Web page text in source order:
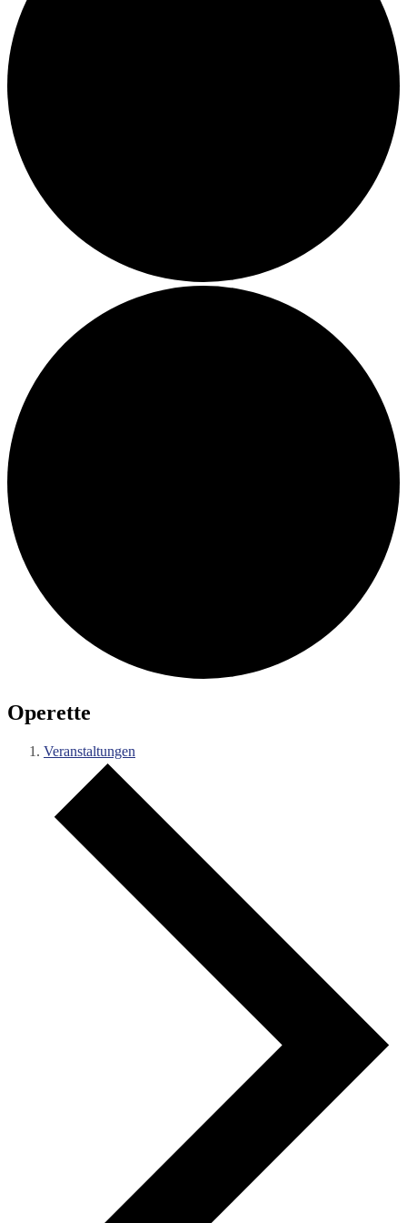
Operette
Veranstaltungen